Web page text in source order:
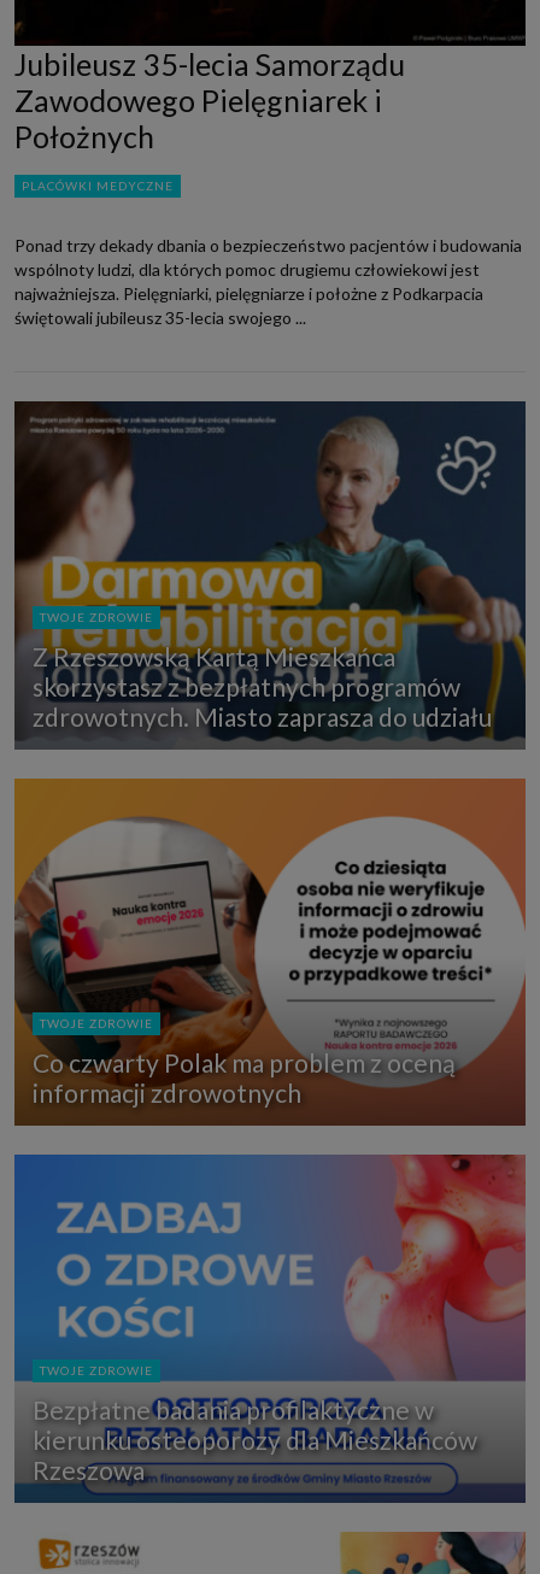
Jubileusz 35-lecia Samorządu
Zawodowego Pielęgniarek i
Położnych
PLACÓWKI MEDYCZNE
Ponad trzy dekady dbania o bezpieczeństwo pacjentów i budowania
wspólnoty ludzi, dla których pomoc drugiemu człowiekowi jest
najważniejsza. Pielęgniarki, pielęgniarze i położne z Podkarpacia
świętowali jubileusz 35-lecia swojego ...
TWOJE ZDROWIE
Z Rzeszowską Kartą Mieszkańca
skorzystasz z bezpłatnych programów
zdrowotnych. Miasto zaprasza do udziału
TWOJE ZDROWIE
Co czwarty Polak ma problem z oceną
informacji zdrowotnych
TWOJE ZDROWIE
Bezpłatne badania profilaktyczne w
kierunku osteoporozy dla Mieszkańców
Rzeszowa